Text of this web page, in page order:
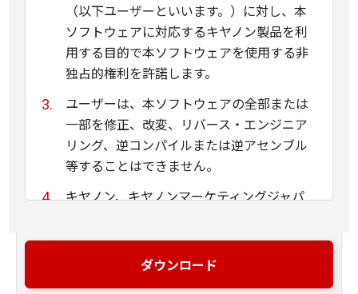
（以下ユーザーといいます。）に対し、本
ソフトウェアに対応するキヤノン製品を利
用する目的で本ソフトウェアを使用する非
独占的権利を許諾します。
ユーザーは、本ソフトウェアの全部または
一部を修正、改変、リバース・エンジニア
リング、逆コンパイルまたは逆アセンブル
等することはできません。
キヤノン、キヤノンマーケティングジャパ
は、本ソフトウェアがユーザーの特定の目
的のために適当であること、もしくは有用
ダウンロード